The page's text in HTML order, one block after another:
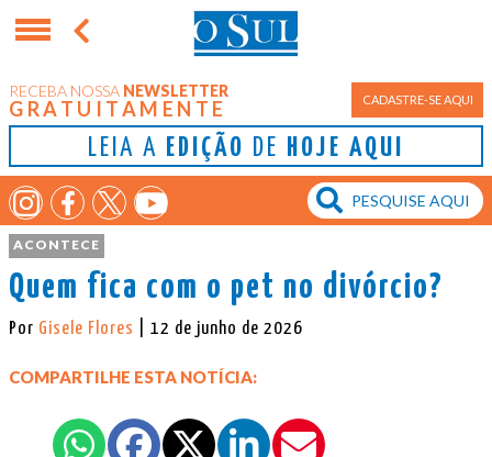
RECEBA NOSSA NEWSLETTER
GRATUITAMENTE CADASTRE-SE AQUI
LEIA A EDIÇÃO DE HOJE AQUI
ACONTECE
Quem fica com o pet no divórcio?
Por Gisele Flores | 12 de junho de 2026
COMPARTILHE ESTA NOTÍCIA: